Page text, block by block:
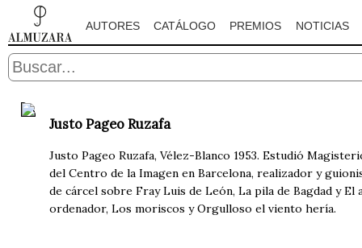
AUTORES CATÁLOGO PREMIOS NOTICIAS
Justo Pageo Ruzafa
Justo Pageo Ruzafa, Vélez-Blanco 1953. Estudió
del Centro de la Imagen en Barcelona, realizador y
de cárcel sobre Fray Luis de León, La pila de Bagdad y
ordenador, Los moriscos y Orgulloso el viento hería.